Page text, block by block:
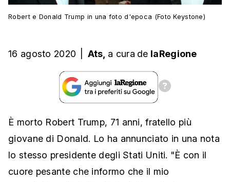
Robert e Donald Trump in una foto d'epoca (Foto Keystone)
16 agosto 2020 Ats, a cura de laRegione
È morto Robert Trump, 71 anni, fratello più
giovane di Donald. Lo ha annunciato in una nota
lo stesso presidente degli Stati Uniti. "È con il
cuore pesante che informo che il mio